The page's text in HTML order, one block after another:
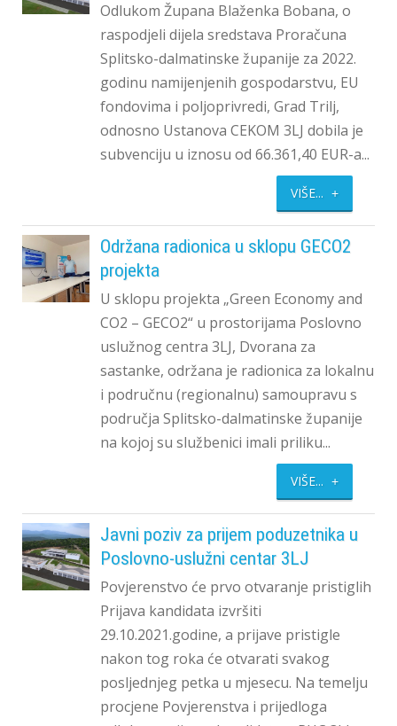
Odlukom Župana Blaženka Bobana, o
raspodjeli dijela sredstava Proračuna
Splitsko-dalmatinske županije za 2022.
godinu namijenjenih gospodarstvu, EU
fondovima i poljoprivredi, Grad Trilj,
odnosno Ustanova CEKOM 3LJ dobila je
subvenciju u iznosu od 66.361,40 EUR-a...
VIŠE...
Održana radionica u sklopu GECO2
projekta
U sklopu projekta „Green Economy and
CO2 – GECO2“ u prostorijama Poslovno
uslužnog centra 3LJ, Dvorana za
sastanke, održana je radionica za lokalnu
i područnu (regionalnu) samoupravu s
područja Splitsko-dalmatinske županije
na kojoj su službenici imali priliku...
VIŠE...
Javni poziv za prijem poduzetnika u
Poslovno-uslužni centar 3LJ
Povjerenstvo će prvo otvaranje pristiglih
Prijava kandidata izvršiti
29.10.2021.godine, a prijave pristigle
nakon tog roka će otvarati svakog
posljednjeg petka u mjesecu. Na temelju
procjene Povjerenstva i prijedloga